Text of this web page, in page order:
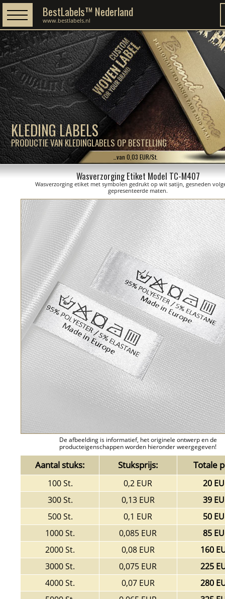
KLEDING LABELS
PRODUCTIE VAN KLEDINGLABELS OP BESTELLING
BestLabels™ Nederland
www.bestlabels.nl
…van 0,03 EUR/St.
Wasverzorging Etiket Model TC-M407
Wasverzorging etiket met symbolen gedrukt op wit satijn, gesneden
gepresenteerde maten.
De afbeelding is informatief, het originele ontwerp en de
producteigenschappen worden hieronder weergegeven!
Aantal stuks: Stuksprijs: Totale
100 St. 0,2 EUR
20
300 St.
0,13 EUR
39
500 St.
0,1 EUR
50
1000 St.
0,085 EUR
85
2000 St.
0,08 EUR
160
3000 St.
0,075 EUR
225
4000 St.
0,07 EUR
280